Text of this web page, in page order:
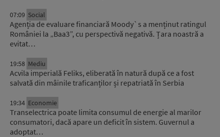
07:09 Social
Agenția de evaluare financiară Moody`s a menținut ratingul
României la „Baa3”, cu perspectivă negativă. Țara noastră a
evitat…
19:58 Mediu
Acvila imperială Feliks, eliberată în natură după ce a fost
salvată din mâinile traficanților și repatriată în Serbia
19:34 Economie
Transelectrica poate limita consumul de energie al marilor
consumatori, dacă apare un deficit în sistem. Guvernul a
adoptat…